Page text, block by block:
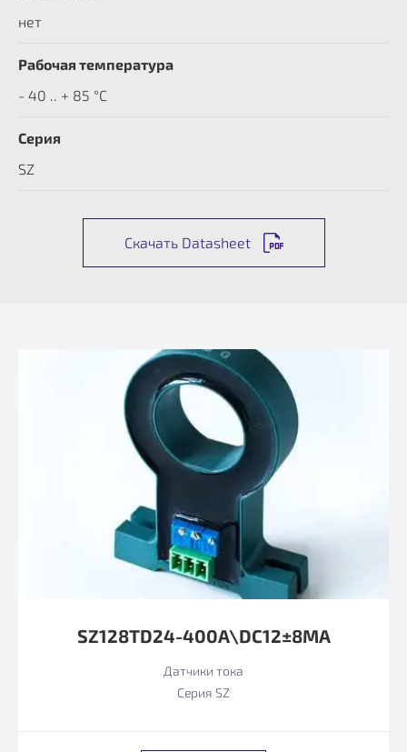
нет
Рабочая температура
- 40 .. + 85 °C
Серия
SZ
Скачать Datasheet
SZ128TD24-400A\DC12±8MA
Датчики тока
Серия SZ